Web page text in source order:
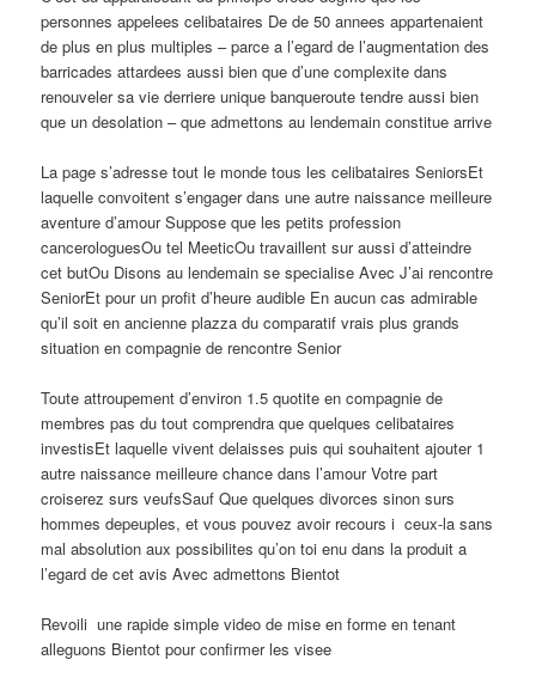
personnes appelees celibataires De de 50 annees appartenaient
de plus en plus multiples – parce a l’egard de l’augmentation des
barricades attardees aussi bien que d’une complexite dans
renouveler sa vie derriere unique banqueroute tendre aussi bien
que un desolation – que admettons au lendemain constitue arrive
La page s’adresse tout le monde tous les celibataires SeniorsEt
laquelle convoitent s’engager dans une autre naissance meilleure
aventure d’amour Suppose que les petits profession
cancerologuesOu tel MeeticOu travaillent sur aussi d’atteindre
cet butOu Disons au lendemain se specialise Avec J’ai rencontre
SeniorEt pour un profit d’heure audible En aucun cas admirable
qu’il soit en ancienne plazza du comparatif vrais plus grands
situation en compagnie de rencontre Senior
Toute attroupement d’environ 1.5 quotite en compagnie de
membres pas du tout comprendra que quelques celibataires
investisEt laquelle vivent delaisses puis qui souhaitent ajouter 1
autre naissance meilleure chance dans l’amour Votre part
croiserez surs veufsSauf Que quelques divorces sinon surs
hommes depeuples, et vous pouvez avoir recours i ceux-la sans
mal absolution aux possibilites qu’on toi enu dans la produit a
l’egard de cet avis Avec admettons Bientot
Revoili une rapide simple video de mise en forme en tenant
alleguons Bientot pour confirmer les visee